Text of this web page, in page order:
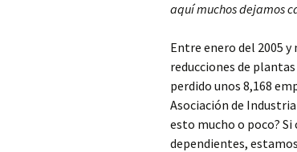
aquí muchos dejamos
Entre enero del 2005
reducciones de
perdido unos 8,168
Asociación de
esto mucho o poco? Si
dependientes,